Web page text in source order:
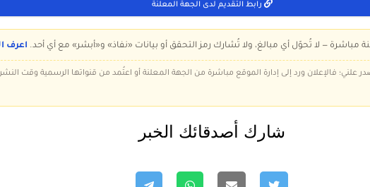
رابط التقديم لدى الجهة المعلنة
مباشرة — لا تُحوّل أي مبالغ، ولا تُشارك رمز التحقق أو بيانات «نفاذ» و«أبشر» مع أي أحد. اعرف
علني؛ فالإعلان ورد إلى إدارة الموقع مباشرة من الجهة المعلنة أو اعتُمد من قنواتها الرسمية وقت
شارك أصدقائك الخبر